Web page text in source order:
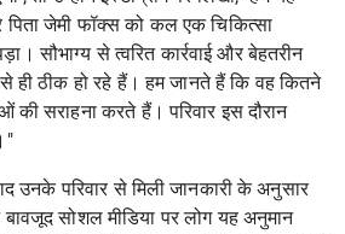
जेमी फॉक्स को कल एक चिकित्सा
सौभाग्य से त्वरित कार्रवाई और बेहतरीन
ठीक हो रहे हैं। हम जानते हैं कि वह कितने
की सराहना करते हैं। परिवार इस दौरान
उनके परिवार से मिली जानकारी के अनुसार
सोशल मीडिया पर लोग यहअनुमान